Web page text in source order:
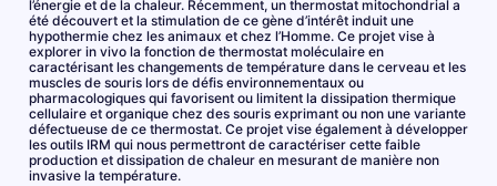
l’énergie et de la chaleur. Récemment, un thermostat mitochondrial a
été découvert et la stimulation de ce gène d’intérêt induit une
hypothermie chez les animaux et chez l’Homme. Ce projet vise à
explorer in vivo la fonction de thermostat moléculaire en
caractérisant les changements de température dans le cerveau et les
muscles de souris lors de défis environnementaux ou
pharmacologiques qui favorisent ou limitent la dissipation thermique
cellulaire et organique chez des souris exprimant ou non une variante
défectueuse de ce thermostat. Ce projet vise également à développer
les outils IRM qui nous permettront de caractériser cette faible
production et dissipation de chaleur en mesurant de manière non
invasive la température.